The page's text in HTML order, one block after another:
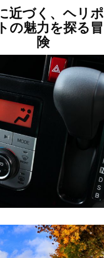
近づく、ヘリポ
の魅力を探る冒
険